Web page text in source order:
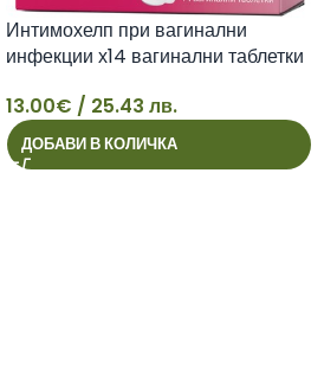
Интимохелп при вагинални
инфекции х14 вагинални таблетки
13.00€ / 25.43 лв.
ДОБАВИ В КОЛИЧКА